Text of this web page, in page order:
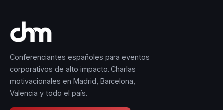
Conferenciantes españoles para eventos
corporativos de alto impacto. Charlas
motivacionales en Madrid, Barcelona,
Valencia y todo el país.